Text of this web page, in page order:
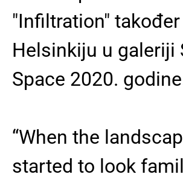
"Infiltration" također
Helsinkiju u galeriji
Space 2020.
“When the
started to look